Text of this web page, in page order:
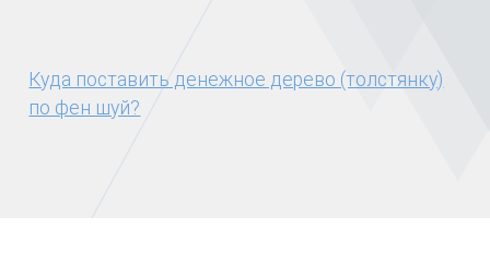
Куда поставить денежное дерево (толстянку)
по фен шуй?